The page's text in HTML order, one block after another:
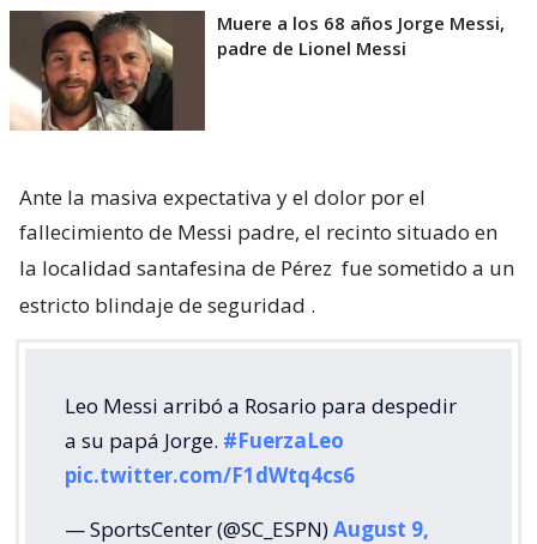
Muere a los 68 años Jorge Messi,
padre de Lionel Messi
Ante la masiva expectativa y el dolor por el
fallecimiento de Messi padre, el recinto situado en
la localidad santafesina de Pérez fue sometido a un
estricto blindaje de seguridad .
Leo Messi arribó a Rosario para despedir
a su papá Jorge. #FuerzaLeo
pic.twitter.com/F1dWtq4cs6
— SportsCenter (@SC_ESPN)August 9,